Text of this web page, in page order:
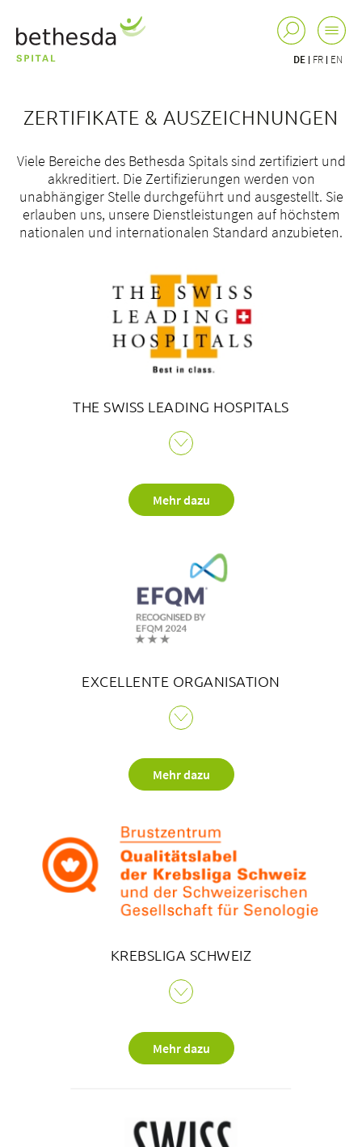
DE FR EN
Veranstaltungen & Kurse
ZERTIFIKATE & AUSZEICHNUNGEN
Viele Bereiche des Bethesda Spitals sind zertifiziert und
akkreditiert. Die Zertifizierungen werden von
unabhängiger Stelle durchgeführt und ausgestellt. Sie
erlauben uns, unsere Dienstleistungen auf höchstem
nationalen und internationalen Standard anzubieten.
THE SWISS LEADING HOSPITALS
Wer das Zertifikat Member of THE SWISS LEADING
sicher sein, auf höchstem Niveau untergebracht, betreut
und behandelt zu werden. Bei sämtlichen SLH-
Mitgliederkliniken stehen Wohlbefinden und
Mehr dazu
EXCELLENTE ORGANISATION
Das EFQM Excellence Modell ist ein ganzheitliches
Quality Management. Es wurde 1988 von der EFQM
(European Foundation for Quality Management)
entwickelt. Die Anwendung des Modells macht
sich Handlungsfelder auf dem Weg der kontinuierlichen
Verbesserung zu erkennen und umzusetzen.
Mehr dazu
KREBSLIGA SCHWEIZ
Das Qualitätszertifikat der Krebsliga Schweiz und der
dafür, dass alle Mitarbeitenden ihre Arbeit auf qualitativ
höchstem Niveau ausführen. Patientinnen können sicher
sein, dass in einem zertifizierten Brustzentrum ihre
Mehr dazu